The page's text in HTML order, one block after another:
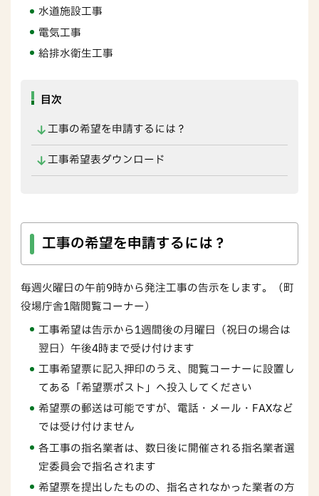
水道施設工事
電気工事
給排水衛生工事
目次
工事の希望を申請するには？
工事希望表ダウンロード
工事の希望を申請するには？
毎週火曜日の午前9時から発注工事の告示をします。（町
役場庁舎1階閲覧コーナー）
工事希望は告示から1週間後の月曜日（祝日の場合は
翌日）午後4時まで受け付けます
工事希望票に記入押印のうえ、閲覧コーナーに設置し
てある「希望票ポスト」へ投入してください
希望票の郵送は可能ですが、電話・メール・FAXなど
では受け付けません
各工事の指名業者は、数日後に開催される指名業者選
定委員会で指名されます
希望票を提出したものの、指名されなかった業者の方